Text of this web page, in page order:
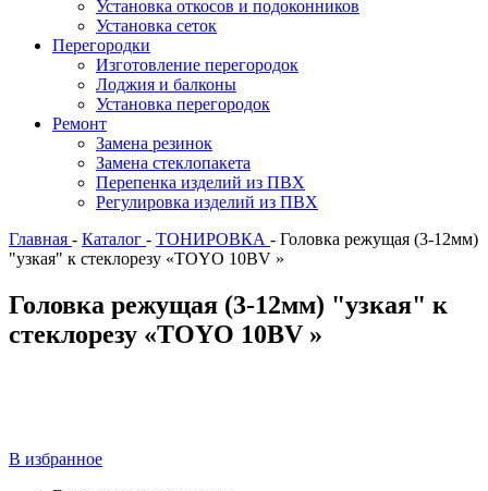
Установка откосов и подоконников
Установка сеток
Перегородки
Изготовление перегородок
Лоджия и балконы
Установка перегородок
Ремонт
Замена резинок
Замена стеклопакета
Перепенка изделий из ПВХ
Регулировка изделий из ПВХ
Главная - Каталог - ТОНИРОВКА - Головка режущая (3-12мм)
"узкая" к стеклорезу «TOYO 10ВV »
Головка режущая (3-12мм) "узкая" к
стеклорезу «TOYO 10ВV »
В избранное